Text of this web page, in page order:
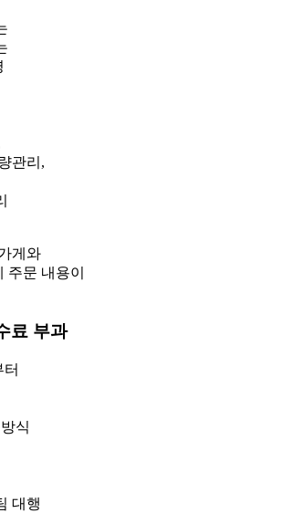
관리,
게와
주문 내용이
료 부과
식
대행